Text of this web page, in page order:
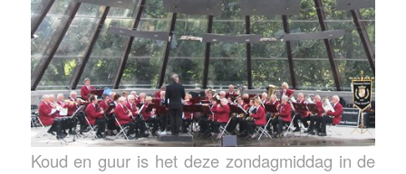
Koud en guur is het deze zondagmiddag in de